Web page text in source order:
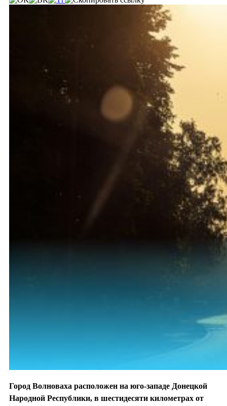
Город Волноваха расположен на юго-западе Донецкой
Народной Республики, в шестидесяти километрах от